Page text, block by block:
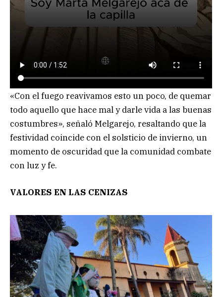
«Con el fuego reavivamos esto un poco, de quemar
todo aquello que hace mal y darle vida a las buenas
costumbres», señaló Melgarejo, resaltando que la
festividad coincide con el solsticio de invierno, un
momento de oscuridad que la comunidad combate
con luz y fe.
VALORES EN LAS CENIZAS